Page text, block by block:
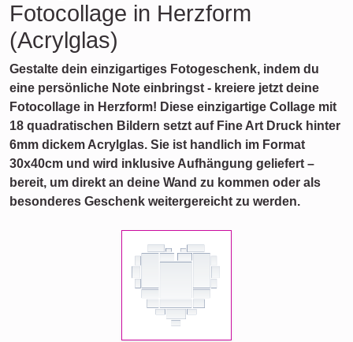
Fotocollage in Herzform
(Acrylglas)
Gestalte dein einzigartiges Fotogeschenk, indem du
eine persönliche Note einbringst - kreiere jetzt deine
Fotocollage in Herzform! Diese einzigartige Collage mit
18 quadratischen Bildern setzt auf Fine Art Druck hinter
6mm dickem Acrylglas. Sie ist handlich im Format
30x40cm und wird inklusive Aufhängung geliefert –
bereit, um direkt an deine Wand zu kommen oder als
besonderes Geschenk weitergereicht zu werden.